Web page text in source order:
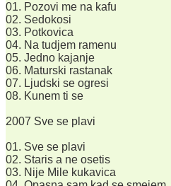
01. Pozovi me na kafu
02. Sedokosi
03. Potkovica
04. Na tudjem ramenu
05. Jedno kajanje
06. Maturski rastanak
07. Ljudski se ogresi
08. Kunem ti se
2007 Sve se plavi
01. Sve se plavi
02. Staris a ne osetis
03. Nije Mile kukavica